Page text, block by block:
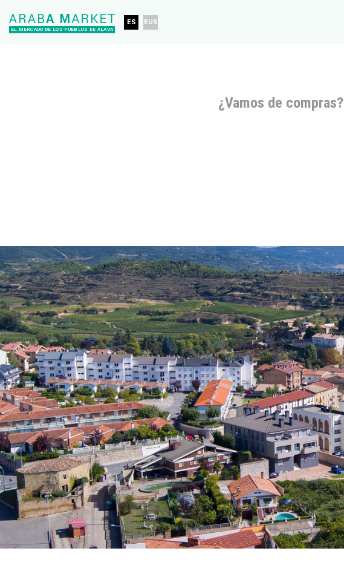
EL MERCADO DE LOS PUEBLOS DE ÁLAVA
ES EUS
¿Vamos de compras?